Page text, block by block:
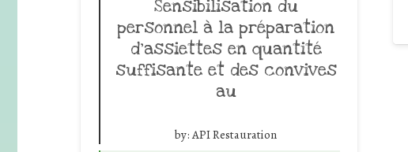
Sensibilisation du
personnel à la préparation
d’assiettes en quantité
suffisante et des convives
au
by:API Restauration